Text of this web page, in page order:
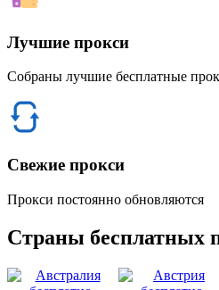
Лучшие прокси
Собраны лучшие бесплатные
Свежие прокси
Прокси постоянно обновляются
Страны бесплатных